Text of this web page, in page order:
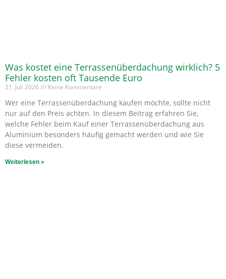
Was kostet eine Terrassenüberdachung wirklich? 5
Fehler kosten oft Tausende Euro
21. Juli 2026 Keine Kommentare
Wer eine Terrassenüberdachung kaufen möchte, sollte nicht
nur auf den Preis achten. In diesem Beitrag erfahren Sie,
welche Fehler beim Kauf einer Terrassenüberdachung aus
Aluminium besonders häufig gemacht werden und wie Sie
diese vermeiden.
Weiterlesen »